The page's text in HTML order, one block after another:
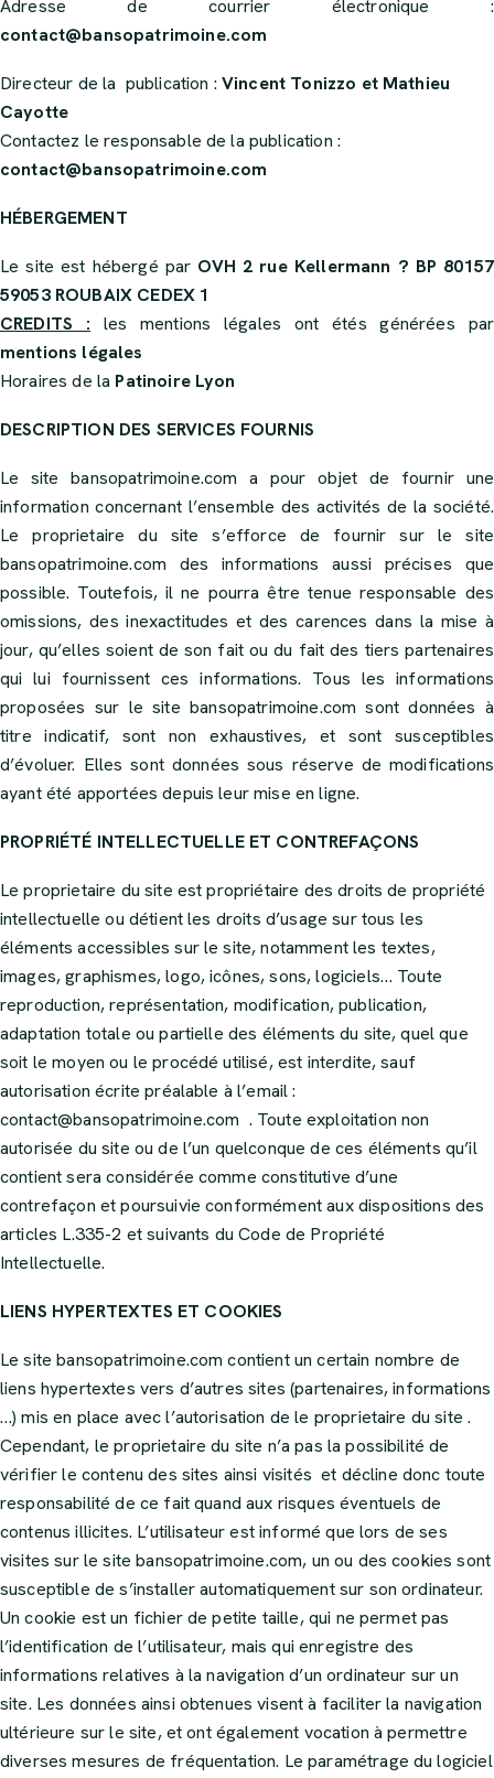
Adresse de courrier électronique :
contact@bansopatrimoine.com
Directeur de la publication : Vincent Tonizzo et Mathieu
Cayotte
Contactez le responsable de la publication :
contact@bansopatrimoine.com
HÉBERGEMENT
Le site est hébergé par OVH 2 rue Kellermann ? BP 80157
59053 ROUBAIX CEDEX 1
CREDITS : les mentions légales ont étés générées par
mentions légales
Horaires de la Patinoire Lyon
DESCRIPTION DES SERVICES FOURNIS
Le sitebansopatrimoine.com a pour objet de fournir une
information concernant l’ensemble des activités de la société.
Le proprietaire du site s’efforce de fournir sur le site
bansopatrimoine.com des informations aussi précises que
possible. Toutefois, il ne pourra être tenue responsable des
omissions, des inexactitudes et des carences dans la mise à
jour, qu’elles soient de son fait ou du fait des tiers partenaires
qui lui fournissent ces informations. Tous les informations
proposées sur le sitebansopatrimoine.com sont données à
titre indicatif, sont non exhaustives, et sont susceptibles
d’évoluer. Elles sont données sous réserve de modifications
ayant été apportées depuis leur mise en ligne.
PROPRIÉTÉ INTELLECTUELLE ET CONTREFAÇONS
Le proprietaire du site est propriétaire des droits de propriété
intellectuelle ou détient les droits d’usage sur tous les
éléments accessibles sur le site, notamment les textes,
images, graphismes, logo, icônes, sons, logiciels… Toute
reproduction, représentation, modification, publication,
adaptation totale ou partielle des éléments du site, quel que
soit le moyen ou le procédé utilisé, est interdite, sauf
autorisation écrite préalable à l’email :
contact@bansopatrimoine.com . Toute exploitation non
autorisée du site ou de l’un quelconque de ces éléments qu’il
contient sera considérée comme constitutive d’une
contrefaçon et poursuivie conformément aux dispositions des
articles L.335-2 et suivants du Code de Propriété
Intellectuelle.
LIENS HYPERTEXTES ET COOKIES
Le sitebansopatrimoine.com contient un certain nombre de
liens hypertextes vers d’autres sites (partenaires, informations
…) mis en place avec l’autorisation de le proprietaire du site .
Cependant, le proprietaire du site n’a pas la possibilité de
vérifier le contenu des sites ainsi visités et décline donc toute
responsabilité de ce fait quand aux risques éventuels de
contenus illicites. L’utilisateur est informé que lors de ses
visites sur le sitebansopatrimoine.com, un ou des cookies sont
susceptible de s’installer automatiquement sur son ordinateur.
Un cookie est un fichier de petite taille, qui ne permet pas
l’identification de l’utilisateur, mais qui enregistre des
informations relatives à la navigation d’un ordinateur sur un
site. Les données ainsi obtenues visent à faciliter la navigation
ultérieure sur le site, et ont également vocation à permettre
diverses mesures de fréquentation. Le paramétrage du logiciel